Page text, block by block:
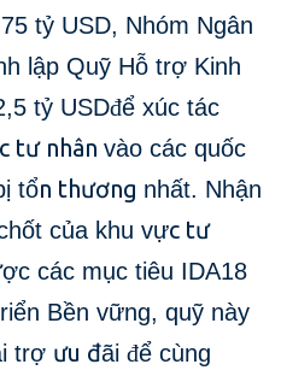
tỷ USD, Nhóm Ngân
lập Quỹ Hỗ trợ Kinh
tỷ USDđể xúc tác
c tư nhân vào các quốc
tổn thương nhất. Nhận
của khu vực tư
ợc các mục tiêu IDA18
Bền vững, quỹ này
trợ ưu đãi để cùng